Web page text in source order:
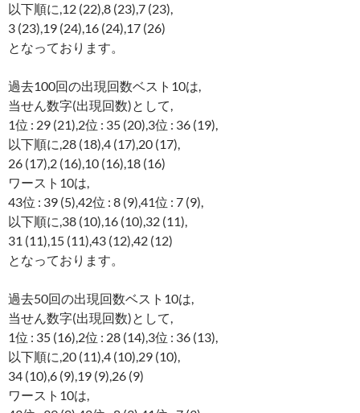
以下順に,12 (22),8 (23),7 (23),
3 (23),19 (24),16 (24),17 (26)
となっております。
過去100回の出現回数ベスト10は,
当せん数字(出現回数)として,
1位 : 29 (21),2位 : 35 (20),3位 : 36 (19),
以下順に,28 (18),4 (17),20 (17),
26 (17),2 (16),10 (16),18 (16)
ワースト10は,
43位 : 39 (5),42位 : 8 (9),41位 : 7 (9),
以下順に,38 (10),16 (10),32 (11),
31 (11),15 (11),43 (12),42 (12)
となっております。
過去50回の出現回数ベスト10は,
当せん数字(出現回数)として,
1位 : 35 (16),2位 : 28 (14),3位 : 36 (13),
以下順に,20 (11),4 (10),29 (10),
34 (10),6 (9),19 (9),26 (9)
ワースト10は,